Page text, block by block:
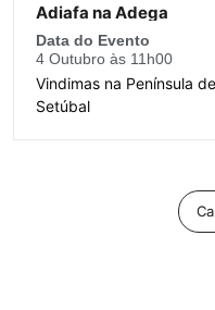
Adiafa na Adega
Data do Evento
4 Outubro às 11h00
Vindimas na Península de
Setúbal